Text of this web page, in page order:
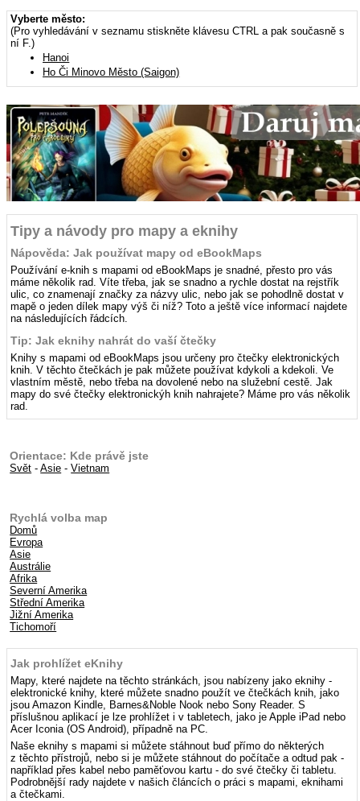
Vyberte město:
(Pro vyhledávání v seznamu stiskněte klávesu CTRL a pak současně s
ní F.)
Hanoi
Ho Či Minovo Město (Saigon)
Tipy a návody pro mapy a eknihy
Nápověda: Jak používat mapy od eBookMaps
Používání e-knih s mapami od eBookMaps je snadné, přesto pro vás
máme několik rad. Víte třeba, jak se snadno a rychle dostat na rejstřík
ulic, co znamenají značky za názvy ulic, nebo jak se pohodlně dostat v
mapě o jeden dílek mapy výš či níž? Toto a ještě více informací najdete
na následujících řádcích.
Tip: Jak eknihy nahrát do vaší čtečky
Knihy s mapami od eBookMaps jsou určeny pro čtečky elektronických
knih. V těchto čtečkách je pak můžete používat kdykoli a kdekoli. Ve
vlastním městě, nebo třeba na dovolené nebo na služební cestě. Jak
mapy do své čtečky elektronickýh knih nahrajete? Máme pro vás několik
rad.
Orientace: Kde právě jste
Svět -Asie -Vietnam
Rychlá volba map
Domů
Evropa
Asie
Austrálie
Afrika
Severní Amerika
Střední Amerika
Jižní Amerika
Tichomoří
Jak prohlížet eKnihy
Mapy, které najdete na těchto stránkách, jsou nabízeny jako eknihy -
elektronické knihy, které můžete snadno použít ve čtečkách knih, jako
jsou Amazon Kindle, Barnes&Noble Nook nebo Sony Reader. S
příslušnou aplikací je lze prohlížet i v tabletech, jako je Apple iPad nebo
Acer Iconia (OS Android), případně na PC.
Naše eknihy s mapami si můžete stáhnout buď přímo do některých
z těchto přístrojů, nebo si je můžete stáhnout do počítače a odtud pak -
například přes kabel nebo paměťovou kartu - do své čtečky či tabletu.
Podrobnější rady najdete v našich článcích o práci s mapami, eknihami
a čtečkami.